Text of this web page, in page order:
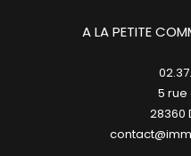
A LA PETITE
5 rue
28360